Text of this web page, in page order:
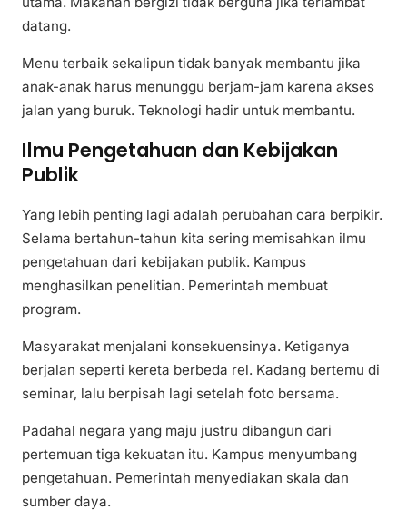
datang.
Menu terbaik sekalipun tidak banyak membantu jika
anak-anak harus menunggu berjam-jam karena akses
jalan yang buruk. Teknologi hadir untuk membantu.
Ilmu Pengetahuan dan Kebijakan
Publik
Yang lebih penting lagi adalah perubahan cara berpikir.
Selama bertahun-tahun kita sering memisahkan ilmu
pengetahuan dari kebijakan publik. Kampus
menghasilkan penelitian. Pemerintah membuat
program.
Masyarakat menjalani konsekuensinya. Ketiganya
berjalan seperti kereta berbeda rel. Kadang bertemu di
seminar, lalu berpisah lagi setelah foto bersama.
Padahal negara yang maju justru dibangun dari
pertemuan tiga kekuatan itu. Kampus menyumbang
pengetahuan. Pemerintah menyediakan skala dan
sumber daya.